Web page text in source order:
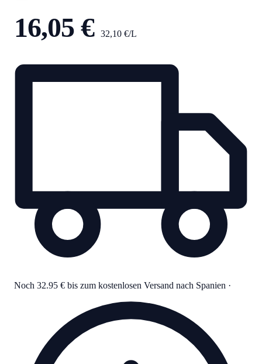
16,05 €32,10 €/L
Noch 32.95 € bis zum kostenlosen Versand nach Spanien ·